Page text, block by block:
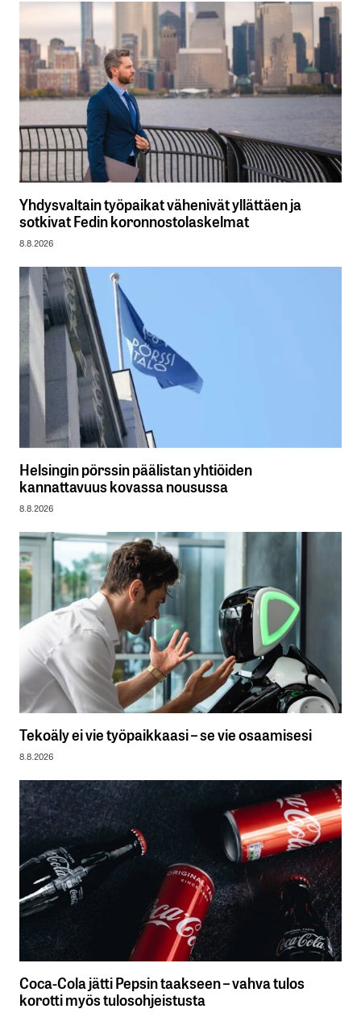
Yhdysvaltain työpaikat vähenivät yllättäen ja
sotkivat Fedin koronnostolaskelmat
8.8.2026
Helsingin pörssin päälistan yhtiöiden
kannattavuus kovassa nousussa
8.8.2026
Tekoäly ei vie työpaikkaasi – se vie osaamisesi
8.8.2026
Coca-Cola jätti Pepsin taakseen – vahva tulos
korotti myös tulosohjeistusta